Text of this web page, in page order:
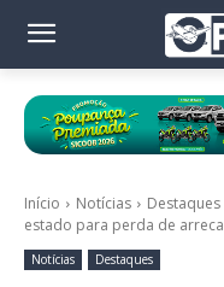
Início Notícias Destaques
estado para perda de
Notícias Destaques